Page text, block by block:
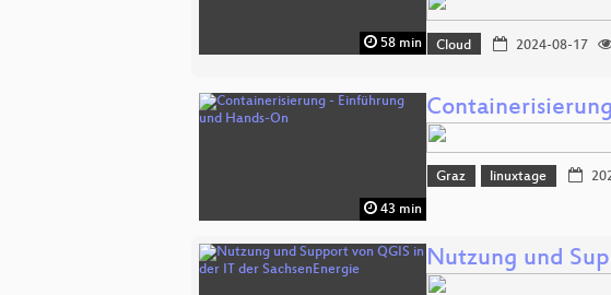
58 min Cloud 2024-08-17
43 min
Graz linuxtage
Nutzung und